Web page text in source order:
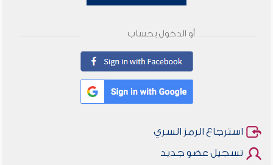
أو الدخول بحساب
استرجاع الرمز السري
تسجيل عضو جديد